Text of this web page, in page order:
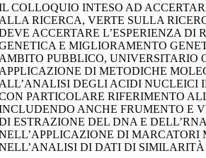
COLLOQUIO INTESO AD
RICERCA, VERTE SULLA
ACCERTARE L’ESPERIENZA DI
E MIGLIORAMENTO
PUBBLICO, UNIVERSITARIO
DI METODICHE
DEGLI ACIDI NUCLEICI
PARTICOLARE RIFERIMENTO
ANCHE FRUMENTO E
ESTRAZIONE DEL DNA E
DI MARCATORI
DI DATI DI